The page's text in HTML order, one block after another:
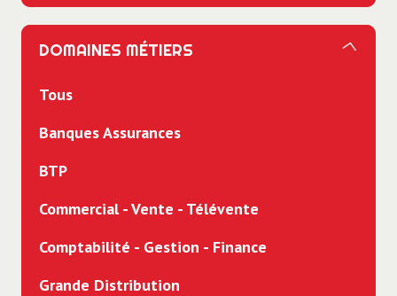
DOMAINES MÉTIERS
Tous
Banques Assurances
BTP
Commercial - Vente - Télévente
Comptabilité - Gestion - Finance
Grande Distribution